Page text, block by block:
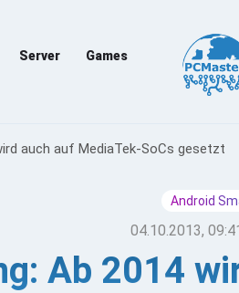
Server Games
auch auf MediaTek-SoCs gesetzt
Android
04.10.2013,
Ab 2014